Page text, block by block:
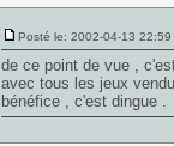
Posté le: 2002-04-13 22:59
de ce point de vue ,
avec tous les jeux
bénéfice , c'est dingue .